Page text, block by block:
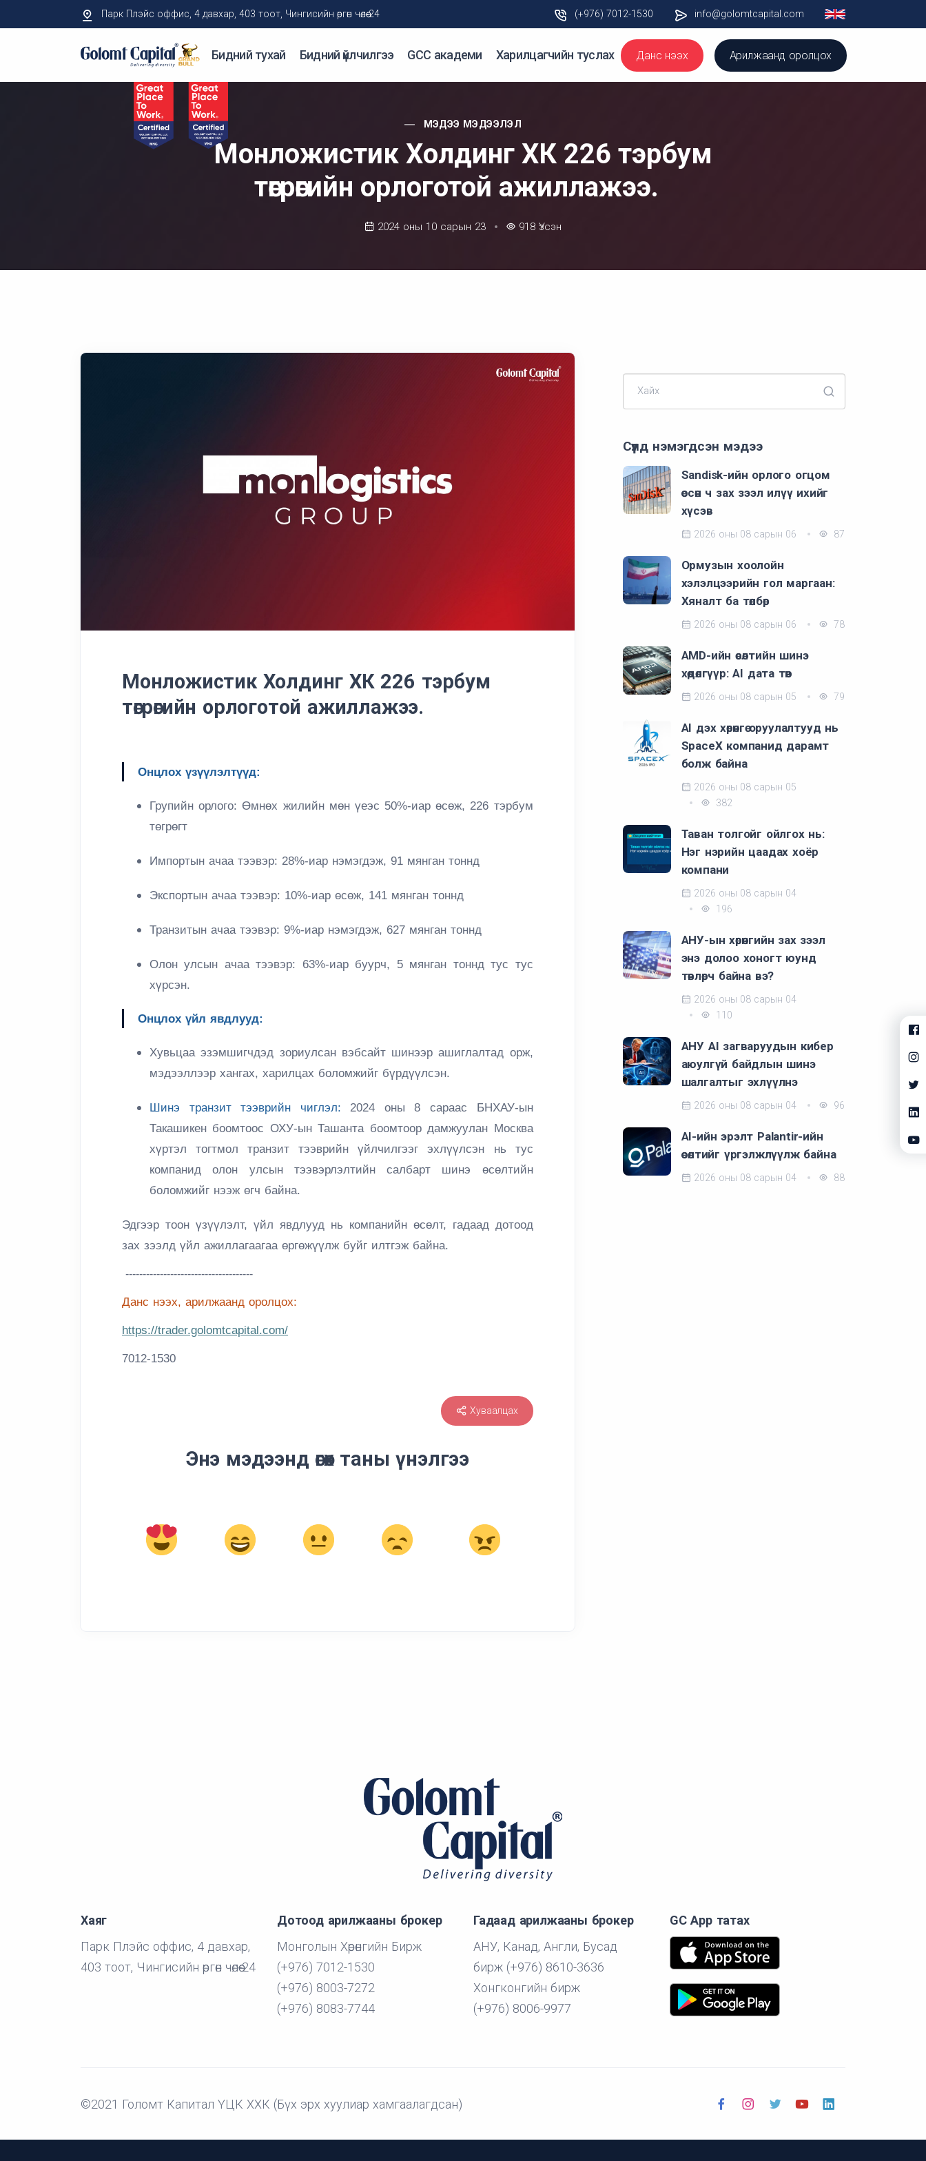
Парк Плэйс оффис, 4 давхар, 403 тоот, Чингисийн өргөн чөлөө-24 (+976) 7012-1530 info@golomtcapital.com
Бидний тухай Бидний үйлчилгээ GCC академи Харилцагчийн туслах Данс нээх Арилжаанд оролцох
МЭДЭЭ МЭДЭЭЛЭЛ
Монложистик Холдинг ХК 226 тэрбум
төгрөгийн орлоготой ажиллажээ.
2024 оны 10 сарын 23 918 Үзсэн
Монложистик Холдинг ХК 226 тэрбум
төгрөгийн орлоготой ажиллажээ.
Онцлох үзүүлэлтүүд:
Групийн орлого: Өмнөх жилийн мөн үеэс 50%-иар өсөж, 226 тэрбум
төгрөгт
Импортын ачаа тээвэр: 28%-иар нэмэгдэж, 91 мянган тоннд
Экспортын ачаа тээвэр: 10%-иар өсөж, 141 мянган тоннд
Транзитын ачаа тээвэр: 9%-иар нэмэгдэж, 627 мянган тоннд
Олон улсын ачаа тээвэр: 63%-иар буурч, 5 мянган тоннд тус тус
хүрсэн.
Онцлох үйл явдлууд:
Хувьцаа эзэмшигчдэд зориулсан вэбсайт шинээр ашиглалтад орж,
мэдээллээр хангах, харилцах боломжийг бүрдүүлсэн.
Шинэ транзит тээврийн чиглэл:
2024 оны 8 сараас БНХАУ-ын
Такашикен боомтоос ОХУ-ын Ташанта боомтоор дамжуулан Москва
хүртэл тогтмол транзит тээврийн үйлчилгээг эхлүүлсэн нь тус
компанид олон улсын тээвэрлэлтийн салбарт шинэ өсөлтийн
боломжийг нээж өгч байна.
Эдгээр тоон үзүүлэлт, үйл явдлууд нь компанийн өсөлт, гадаад дотоод
зах зээлд үйл ажиллагаагаа өргөжүүлж буйг илтгэж байна.
-------------------------------------
Данс нээх, арилжаанд оролцох:
https://trader.golomtcapital.com/
7012-1530
Хуваалцах
Энэ мэдээнд өгөх таны үнэлгээ
Хайх
Сүүлд нэмэгдсэн мэдээ
Sandisk-ийн орлого огцом
өссөн ч зах зээл илүү ихийг
хүсэв
2026 оны 08 сарын 06 87
Ормузын хоолойн
хэлэлцээрийн гол маргаан:
Хяналт ба төлбөр
2026 оны 08 сарын 06 78
AMD-ийн өсөлтийн шинэ
хөдөлгүүр: AI дата төв
2026 оны 08 сарын 05 79
AI дэх хөрөнгө оруулалтууд нь
SpaceX компанид дарамт
болж байна
2026 оны 08 сарын 05
382
Таван толгойг ойлгох нь:
Нэг нэрийн цаадах хоёр
компани
2026 оны 08 сарын 04
196
АНУ-ын хөрөнгийн зах зээл
энэ долоо хоногт юунд
төвлөрч байна вэ?
2026 оны 08 сарын 04
110
АНУ AI загваруудын кибер
аюулгүй байдлын шинэ
шалгалтыг эхлүүлнэ
2026 оны 08 сарын 04 96
AI-ийн эрэлт Palantir-ийн
өсөлтийг үргэлжлүүлж байна
2026 оны 08 сарын 04 88
Хаяг
Парк Плэйс оффис, 4 давхар,
403 тоот, Чингисийн өргөн чөлөө-24
Дотоод арилжааны брокер
Монголын Хөрөнгийн Бирж
(+976) 7012-1530
(+976) 8003-7272
(+976) 8083-7744
Гадаад арилжааны брокер
АНУ, Канад, Англи, Бусад
бирж (+976) 8610-3636
Хонгконгийн бирж
(+976) 8006-9977
GC App татах
©2021 Голомт Капитал ҮЦК ХХК (Бүх эрх хуулиар хамгаалагдсан)